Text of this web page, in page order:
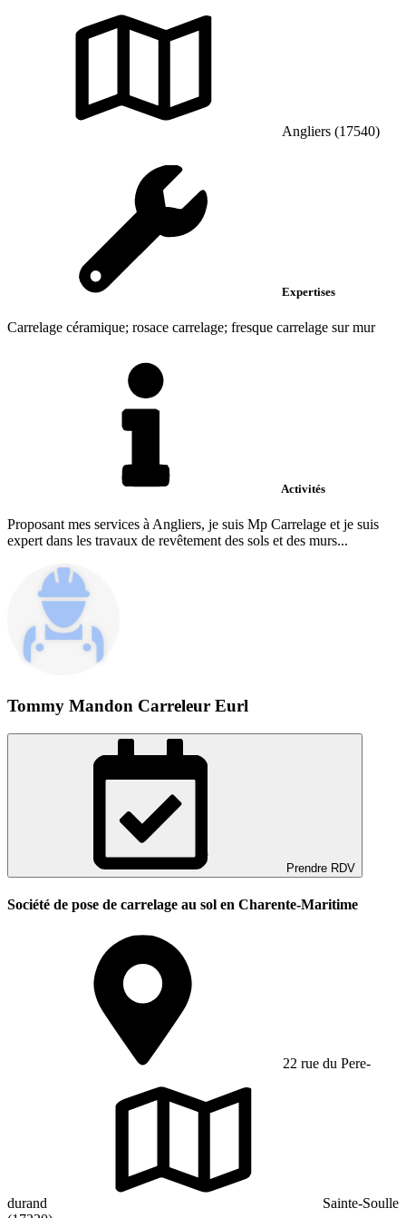
Angliers (17540)
Expertises
Carrelage céramique; rosace carrelage; fresque carrelage sur mur
Activités
Proposant mes services à Angliers, je suis Mp Carrelage et je suis
expert dans les travaux de revêtement des sols et des murs...
Tommy Mandon Carreleur Eurl
Prendre RDV
Société de pose de carrelage au sol en Charente-Maritime
22 rue du Pere-
durand
Sainte-Soulle